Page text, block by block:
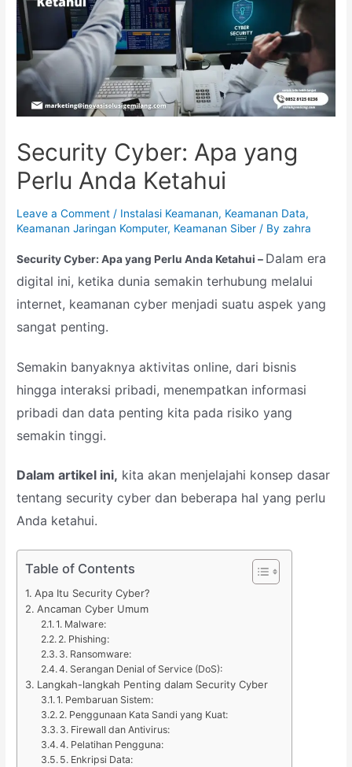
Security Cyber: Apa yang
Perlu Anda Ketahui
Leave a Comment / Instalasi Keamanan, Keamanan Data,
Keamanan Jaringan Komputer, Keamanan Siber / By zahra
Security Cyber: Apa yang Perlu Anda Ketahui – Dalam era
digital ini, ketika dunia semakin terhubung melalui
internet, keamanan cyber menjadi suatu aspek yang
sangat penting.
Semakin banyaknya aktivitas online, dari bisnis
hingga interaksi pribadi, menempatkan informasi
pribadi dan data penting kita pada risiko yang
semakin tinggi.
Dalam artikel ini, kita akan menjelajahi konsep dasar
tentang security cyber dan beberapa hal yang perlu
Anda ketahui.
Table of Contents
Apa Itu Security Cyber?
Ancaman Cyber Umum
1. Malware:
2. Phishing:
3. Ransomware:
4. Serangan Denial of Service (DoS):
Langkah-langkah Penting dalam Security Cyber
1. Pembaruan Sistem:
2. Penggunaan Kata Sandi yang Kuat:
3. Firewall dan Antivirus:
4. Pelatihan Pengguna:
5. Enkripsi Data: